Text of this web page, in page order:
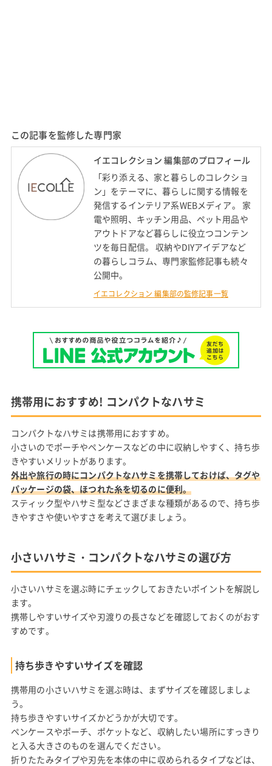
この記事を監修した専門家
イエコレクション 編集部のプロフィール
「彩り添える、家と暮らしのコレクショ
ン」をテーマに、暮らしに関する情報を
発信するインテリア系WEBメディア。 家
電や照明、キッチン用品、ペット用品や
アウトドアなど暮らしに役立つコンテン
ツを毎日配信。 収納やDIYアイデアなど
の暮らしコラム、専門家監修記事も続々
公開中。
イエコレクション 編集部の監修記事一覧
携帯用におすすめ! コンパクトなハサミ
コンパクトなハサミは携帯用におすすめ。
小さいのでポーチやペンケースなどの中に収納しやすく、持ち歩
きやすいメリットがあります。
外出や旅行の時にコンパクトなハサミを携帯しておけば、タグや
パッケージの袋、ほつれた糸を切るのに便利。
スティック型やハサミ型などさまざまな種類があるので、持ち歩
きやすさや使いやすさを考えて選びましょう。
小さいハサミ・コンパクトなハサミの選び方
小さいハサミを選ぶ時にチェックしておきたいポイントを解説し
ます。
携帯しやすいサイズや刃渡りの長さなどを確認しておくのがおす
すめです。
持ち歩きやすいサイズを確認
携帯用の小さいハサミを選ぶ時は、まずサイズを確認しましょ
う。
持ち歩きやすいサイズかどうかが大切です。
ペンケースやポーチ、ポケットなど、収納したい場所にすっきり
と入る大きさのものを選んでください。
折りたたみタイプや刃先を本体の中に収められるタイプなどは、